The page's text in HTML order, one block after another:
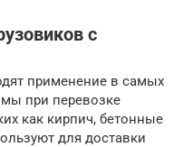
с
применение в самых
при перевозке
как кирпич, бетонные
для доставки